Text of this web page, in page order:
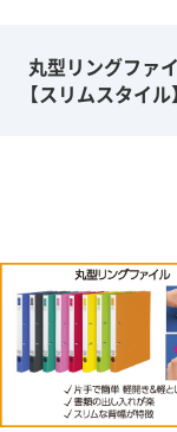
丸型リングファ
【スリムスタイル】